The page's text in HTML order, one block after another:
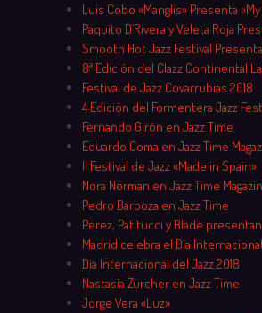
Luis Cobo «Manglis» Presenta
Paquito D´Rivera y Veleta Roja
Smooth Hot Jazz Festival
8ª Edición del Clazz Continental
Festival de Jazz Covarrubias 2018
4 Edición del Formentera Jazz
Fernando Girón en Jazz Time
Eduardo Coma en Jazz Time
II Festival de Jazz «Made in Spain»
Nora Norman en Jazz Time
Pedro Barboza en Jazz Time
Pérez, Patitucci y Blade
Madrid celebra el Día
Día Internacional del Jazz 2018
Nastasia Zürcher en Jazz Time
Jorge Vera «Luz»